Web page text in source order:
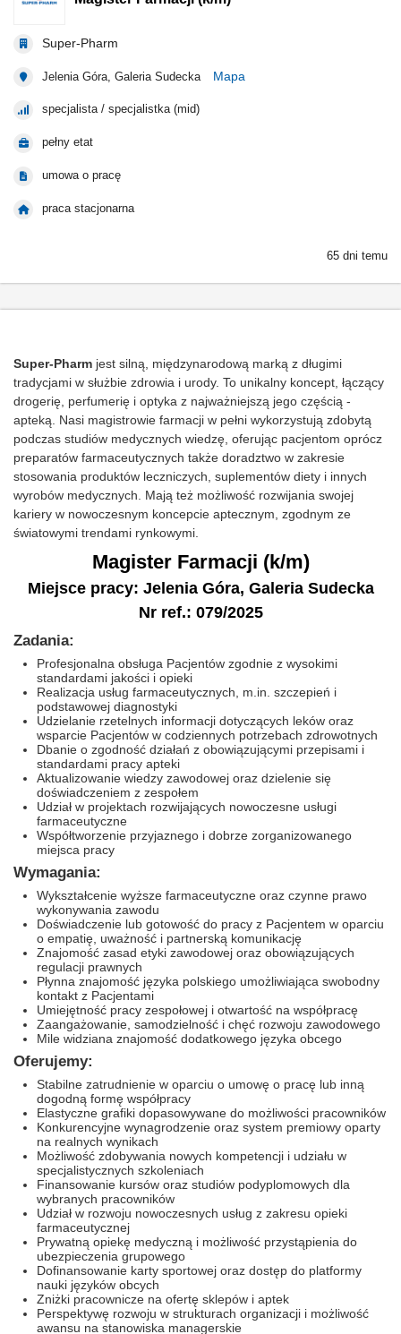
Super-Pharm
Jelenia Góra, Galeria Sudecka Mapa
specjalista / specjalistka (mid)
pełny etat
umowa o pracę
praca stacjonarna
65 dni temu
Super-Pharm jest silną, międzynarodową marką z długimi
tradycjami w służbie zdrowia i urody. To unikalny koncept, łączący
drogerię, perfumerię i optyka z najważniejszą jego częścią -
apteką. Nasi magistrowie farmacji w pełni wykorzystują zdobytą
podczas studiów medycznych wiedzę, oferując pacjentom oprócz
preparatów farmaceutycznych także doradztwo w zakresie
stosowania produktów leczniczych, suplementów diety i innych
wyrobów medycznych. Mają też możliwość rozwijania swojej
kariery w nowoczesnym koncepcie aptecznym, zgodnym ze
światowymi trendami rynkowymi.
Magister Farmacji (k/m)
Miejsce pracy: Jelenia Góra, Galeria Sudecka
Nr ref.: 079/2025
Zadania:
Profesjonalna obsługa Pacjentów zgodnie z wysokimi
standardami jakości i opieki
Realizacja usług farmaceutycznych, m.in. szczepień i
podstawowej diagnostyki
Udzielanie rzetelnych informacji dotyczących leków oraz
wsparcie Pacjentów w codziennych potrzebach zdrowotnych
Dbanie o zgodność działań z obowiązującymi przepisami i
standardami pracy apteki
Aktualizowanie wiedzy zawodowej oraz dzielenie się
doświadczeniem z zespołem
Udział w projektach rozwijających nowoczesne usługi
farmaceutyczne
Współtworzenie przyjaznego i dobrze zorganizowanego
miejsca pracy
Wymagania:
Wykształcenie wyższe farmaceutyczne oraz czynne prawo
wykonywania zawodu
Doświadczenie lub gotowość do pracy z Pacjentem w oparciu
o empatię, uważność i partnerską komunikację
Znajomość zasad etyki zawodowej oraz obowiązujących
regulacji prawnych
Płynna znajomość języka polskiego umożliwiająca swobodny
kontakt z Pacjentami
Umiejętność pracy zespołowej i otwartość na współpracę
Zaangażowanie, samodzielność i chęć rozwoju zawodowego
Mile widziana znajomość dodatkowego języka obcego
Oferujemy:
Stabilne zatrudnienie w oparciu o umowę o pracę lub inną
dogodną formę współpracy
Elastyczne grafiki dopasowywane do możliwości pracowników
Konkurencyjne wynagrodzenie oraz system premiowy oparty
na realnych wynikach
Możliwość zdobywania nowych kompetencji i udziału w
specjalistycznych szkoleniach
Finansowanie kursów oraz studiów podyplomowych dla
wybranych pracowników
Udział w rozwoju nowoczesnych usług z zakresu opieki
farmaceutycznej
Prywatną opiekę medyczną i możliwość przystąpienia do
ubezpieczenia grupowego
Dofinansowanie karty sportowej oraz dostęp do platformy
nauki języków obcych
Zniżki pracownicze na ofertę sklepów i aptek
Perspektywę rozwoju w strukturach organizacji i możliwość
awansu na stanowiska managerskie